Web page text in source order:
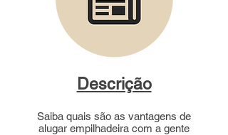
Descrição
Saiba quais são as vantagens de
alugar empilhadeira com a gente